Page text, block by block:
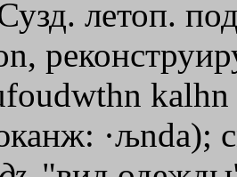
летоп.
,
kalhn
·љnda);